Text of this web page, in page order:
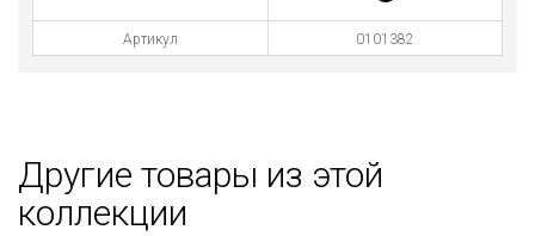
Артикул 0101382
Другие товары из этой
коллекции